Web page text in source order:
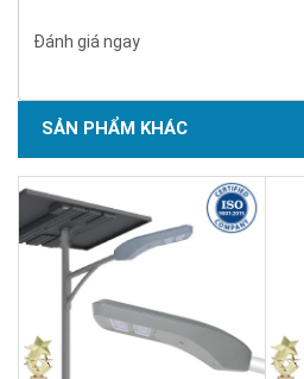
Đánh giá ngay
SẢN PHẨM KHÁC